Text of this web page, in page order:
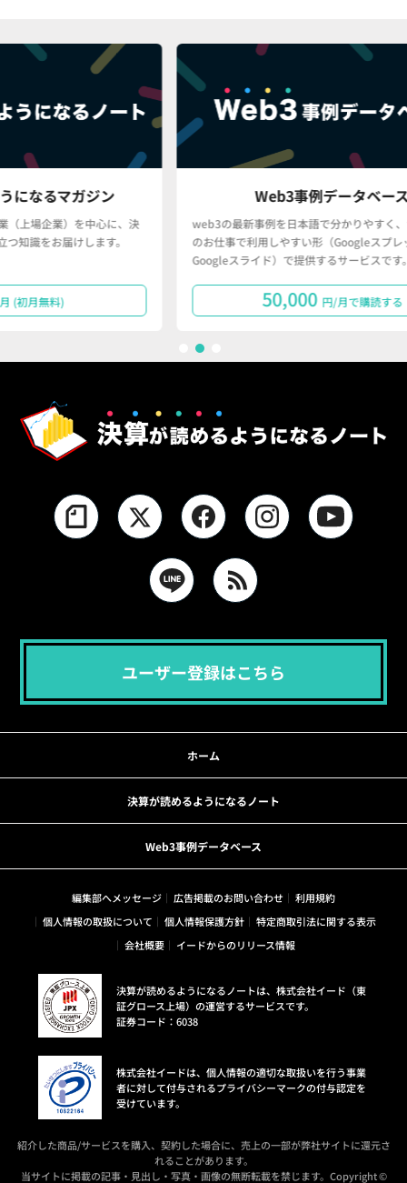
、決
。
Web3事例データベース
web3の最新事例を日本語で分かりやすく、かつ、皆さん
のお仕事で利用しやすい形（Googleスプレッドシート・
Googleスライド）で提供するサービスです。
円/月で購読する
ユーザー登録はこちら
ホーム
決算が読めるようになるノート
Web3事例データベース
編集部へメッセージ 広告掲載のお問い合わせ
利用規約
個人情報の取扱について
個人情報保護方針
特定商取引法に関する表示
会社概要
イードからのリリース情報
決算が読めるようになるノートは、株式会社イード（東
証グロース上場）の運営するサービスです。
証券コード：6038
株式会社イードは、個人情報の適切な取扱いを行う事業
者に対して付与されるプライバシーマークの付与認定を
受けています。
紹介した商品/サービスを購入、契約した場合に、売上の一部が弊社サイトに還元さ
れることがあります。
当サイトに掲載の記事・見出し・写真・画像の無断転載を禁じます。Copyright ©